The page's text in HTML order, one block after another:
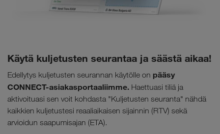
Käytä kuljetusten seurantaa ja säästä aikaa!
Edellytys kuljetusten seurannan käytölle on pääsy
CONNECT-asiakasportaaliimme. Haettuasi tiliä ja
aktivoituasi sen voit kohdasta "Kuljetusten seuranta" nähdä
kaikkien kuljetustesi reaaliaikaisen sijainnin (RTV) sekä
arvioidun saapumisajan (ETA).